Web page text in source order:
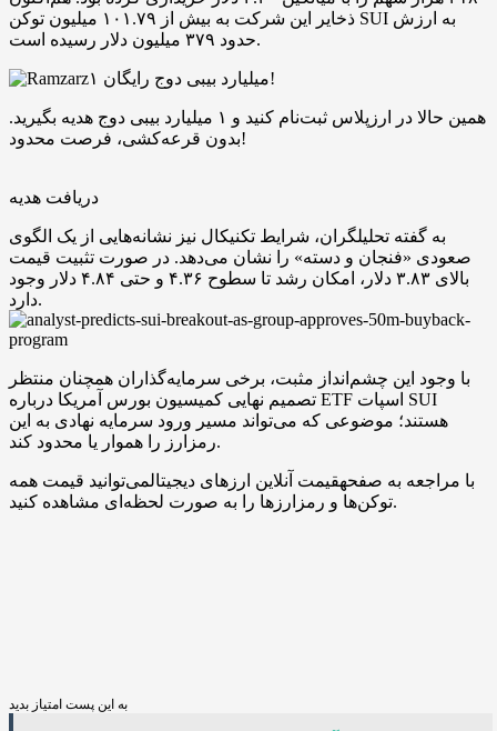
ذخایر این شرکت به بیش از ۱۰۱.۷۹ میلیون توکن SUI به ارزش
حدود ۳۷۹ میلیون دلار رسیده است.
۱ میلیارد بیبی دوج رایگان!
همین حالا در ارزپلاس ثبت‌نام کنید و ۱ میلیارد بیبی دوج هدیه بگیرید.
بدون قرعه‌کشی، فرصت محدود!
دریافت هدیه
به گفته تحلیلگران، شرایط تکنیکال نیز نشانه‌هایی از یک الگوی
صعودی «فنجان و دسته» را نشان می‌دهد. در صورت تثبیت قیمت
بالای ۳.۸۳ دلار، امکان رشد تا سطوح ۴.۳۶ و حتی ۴.۸۴ دلار وجود
دارد.
با وجود این چشم‌انداز مثبت، برخی سرمایه‌گذاران همچنان منتظر
تصمیم نهایی کمیسیون بورس آمریکا درباره ETF اسپات SUI
هستند؛ موضوعی که می‌تواند مسیر ورود سرمایه نهادی به این
رمزارز را هموار یا محدود کند.
با مراجعه به صفحهقیمت آنلاین ارزهای دیجیتالمی‌توانید قیمت همه
توکن‌ها و رمزارزها را به صورت لحظه‌ای مشاهده کنید.
به این پست امتیاز بدید